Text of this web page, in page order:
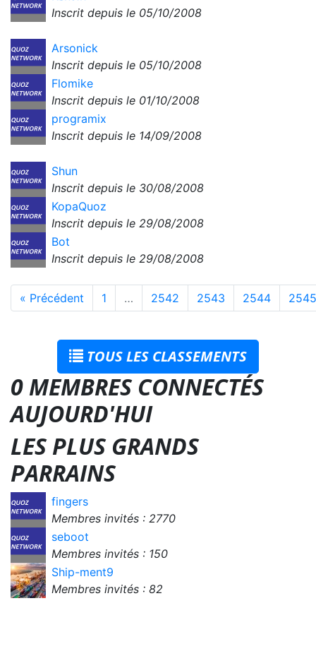
Inscrit depuis le 05/10/2008
Arsonick
Inscrit depuis le 05/10/2008
Flomike
Inscrit depuis le 01/10/2008
programix
Inscrit depuis le 14/09/2008
Shun
Inscrit depuis le 30/08/2008
KopaQuoz
Inscrit depuis le 29/08/2008
Bot
Inscrit depuis le 29/08/2008
« Précédent 1 … 2542 2543 2544 2545
TOUS LES CLASSEMENTS
0 MEMBRES CONNECTÉS
AUJOURD'HUI
LES PLUS GRANDS
PARRAINS
fingers
Membres invités : 2770
seboot
Membres invités : 150
Ship-ment9
Membres invités : 82